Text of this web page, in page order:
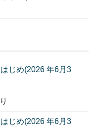
じめ(2026 年6月3
じめ(2026 年6月3